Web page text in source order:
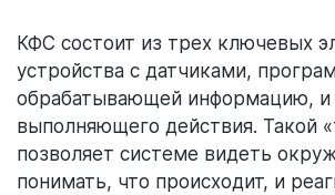
КФС состоит из трех ключевых
устройства с датчиками,
обрабатывающей информацию, и
выполняющего действия. Такой
позволяет системе видеть
понимать, что происходит, и